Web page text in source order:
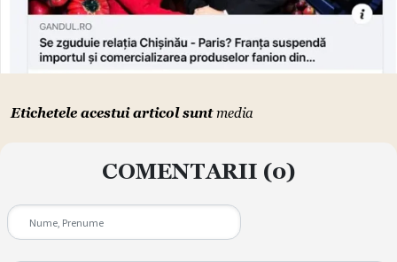
Etichetele acestui articol suntmedia
COMENTARII (0)